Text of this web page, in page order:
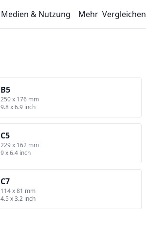
Medien & Nutzung Mehr Vergleichen
B5
250 x 176 mm
9.8 x 6.9 inch
C5
229 x 162 mm
9 x 6.4 inch
C7
114 x 81 mm
4.5 x 3.2 inch